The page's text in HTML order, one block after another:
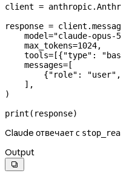
client =
response =
    model
="claude-opus-
    max_tokens
=1024,
    tools
=[{"type" :
    messages
=[
        {
"role" : "user" ,
    ],
)
print (response)
Claude отвечает с
Output
